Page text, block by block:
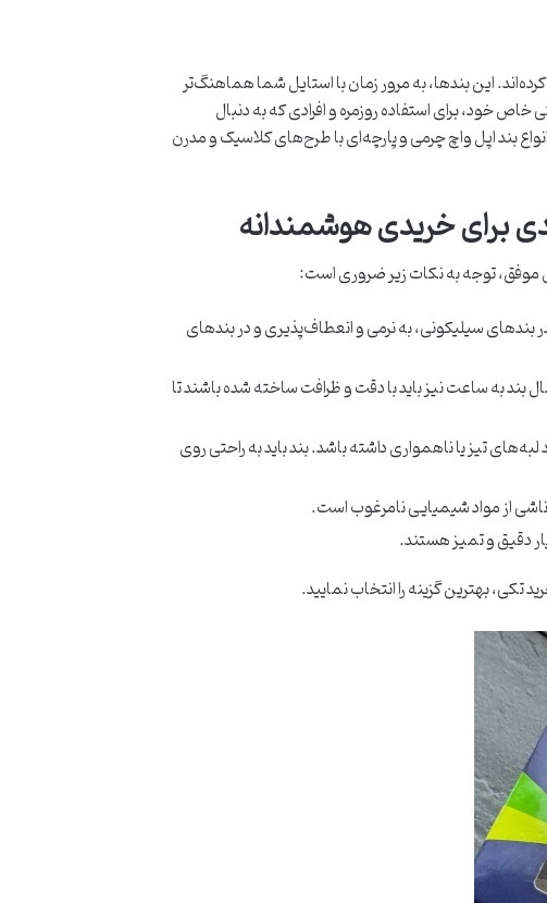
این بندها، به مرور زمان با استایل شما هماهنگ‌تر
خود، برای استفاده روزمره و افرادی که به دنبال
بند اپل واچ چرمی و پارچه‌ای با طرح‌های کلاسیک و مدرن
برای خریدی هوشمندانه
موفق، توجه به نکات زیر ضروری است:
بندهای سیلیکونی، به نرمی و انعطاف‌پذیری و در بندهای
به ساعت نیز باید با دقت و ظرافت ساخته شده باشند تا
تیز یا ناهمواری داشته باشد. بند باید به راحتی روی
از مواد شیمیایی نامرغوب است.
دقیق و تمیز هستند.
تکی، بهترین گزینه را انتخاب نمایید.